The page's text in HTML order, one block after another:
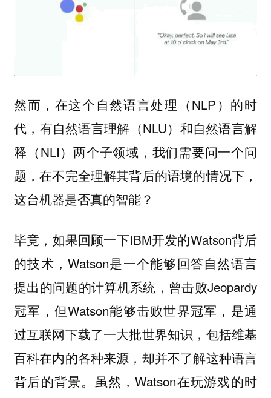
然而，在这个自然语言处理（NLP）的时
代，有自然语言理解（NLU）和自然语言解
释（NLI）两个子领域，我们需要问一个问
题，在不完全理解其背后的语境的情况下，
这台机器是否真的智能？
毕竟，如果回顾一下IBM开发的Watson背后
的技术，Watson是一个能够回答自然语言
提出的问题的计算机系统，曾击败Jeopardy
冠军，但Watson能够击败世界冠军，是通
过互联网下载了一大批世界知识，包括维基
百科在内的各种来源，却并不了解这种语言
背后的背景。虽然，Watson在玩游戏的时